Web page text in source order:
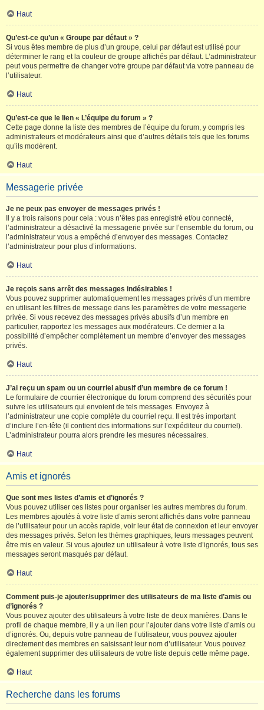
Haut
Qu’est-ce qu’un « Groupe par défaut » ?
Si vous êtes membre de plus d’un groupe, celui par défaut est utilisé pour
déterminer le rang et la couleur de groupe affichés par défaut. L’administrateur
peut vous permettre de changer votre groupe par défaut via votre panneau de
l’utilisateur.
Haut
Qu’est-ce que le lien « L’équipe du forum » ?
Cette page donne la liste des membres de l’équipe du forum, y compris les
administrateurs et modérateurs ainsi que d’autres détails tels que les forums
qu’ils modèrent.
Haut
Messagerie privée
Je ne peux pas envoyer de messages privés !
Il y a trois raisons pour cela : vous n’êtes pas enregistré et/ou connecté,
l’administrateur a désactivé la messagerie privée sur l’ensemble du forum, ou
l’administrateur vous a empêché d’envoyer des messages. Contactez
l’administrateur pour plus d’informations.
Haut
Je reçois sans arrêt des messages indésirables !
Vous pouvez supprimer automatiquement les messages privés d’un membre
en utilisant les filtres de message dans les paramètres de votre messagerie
privée. Si vous recevez des messages privés abusifs d’un membre en
particulier, rapportez les messages aux modérateurs. Ce dernier a la
possibilité d’empêcher complètement un membre d’envoyer des messages
privés.
Haut
J’ai reçu un spam ou un courriel abusif d’un membre de ce forum !
Le formulaire de courrier électronique du forum comprend des sécurités pour
suivre les utilisateurs qui envoient de tels messages. Envoyez à
l’administrateur une copie complète du courriel reçu. Il est très important
d’inclure l’en-tête (il contient des informations sur l’expéditeur du courriel).
L’administrateur pourra alors prendre les mesures nécessaires.
Haut
Amis et ignorés
Que sont mes listes d’amis et d’ignorés ?
Vous pouvez utiliser ces listes pour organiser les autres membres du forum.
Les membres ajoutés à votre liste d’amis seront affichés dans votre panneau
de l’utilisateur pour un accès rapide, voir leur état de connexion et leur envoyer
des messages privés. Selon les thèmes graphiques, leurs messages peuvent
être mis en valeur. Si vous ajoutez un utilisateur à votre liste d’ignorés, tous ses
messages seront masqués par défaut.
Haut
Comment puis-je ajouter/supprimer des utilisateurs de ma liste d’amis ou
d’ignorés ?
Vous pouvez ajouter des utilisateurs à votre liste de deux manières. Dans le
profil de chaque membre, il y a un lien pour l’ajouter dans votre liste d’amis ou
d’ignorés. Ou, depuis votre panneau de l’utilisateur, vous pouvez ajouter
directement des membres en saisissant leur nom d’utilisateur. Vous pouvez
également supprimer des utilisateurs de votre liste depuis cette même page.
Haut
Recherche dans les forums